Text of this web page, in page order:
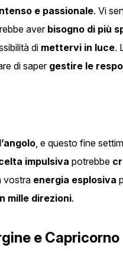
e passionale. Vi
aver bisogno di più
di mettervi in luce.
di saper gestire le
, e questo fine
impulsiva potrebbe
vostra energia esplosiva
mille direzioni.
e Capricorno